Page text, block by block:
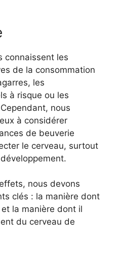
connaissent les
de la consommation
les
à risque ou les
nous
à considérer
de beuverie
le cerveau, surtout
nous devons
clés : la manière dont
la manière dont il
du cerveau de